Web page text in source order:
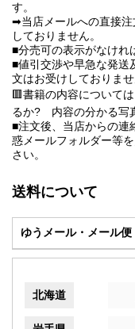
す。
➡当店メールへの直接注
しておりません。
■分売可の表示がなけれ
■値引交渉や早急な発送
文はお受けしておりませ
🟥書籍の内容について
るか? 内容の分かる写
■注文後、当店からの連
惑メールフォルダー等
さい。
送料について
ゆうメール・メール便
北海道